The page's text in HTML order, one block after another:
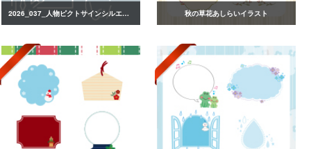
2026_037_人物ピクトサインシルエット 秋の草花あしらいイラスト